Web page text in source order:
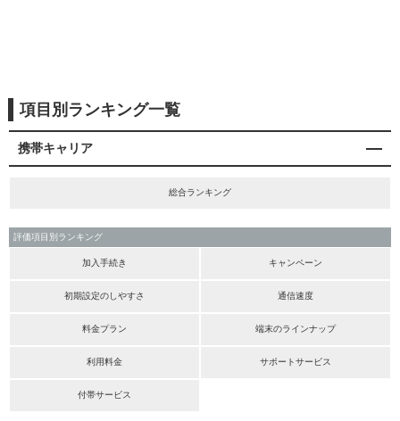
項目別ランキング一覧
携帯キャリア
総合ランキング
評価項目別ランキング
加入手続き キャンペーン
初期設定のしやすさ 通信速度
料金プラン 端末のラインナップ
利用料金 サポートサービス
付帯サービス